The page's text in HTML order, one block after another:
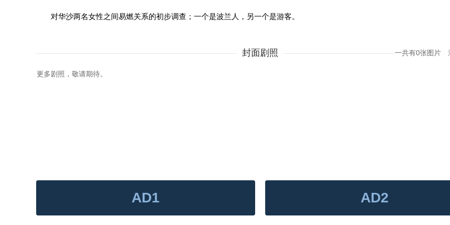
对华沙两名女性之间易燃关系的初步调查；一个是波兰人，另一个是游客。
封面剧照 一共有0张图片
更多剧照，敬请期待。
AD1 AD2